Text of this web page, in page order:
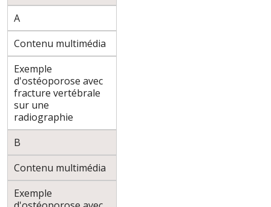
A
Contenu multimédia
Exemple
d'ostéoporose avec
fracture vertébrale
sur une
radiographie
B
Contenu multimédia
Exemple